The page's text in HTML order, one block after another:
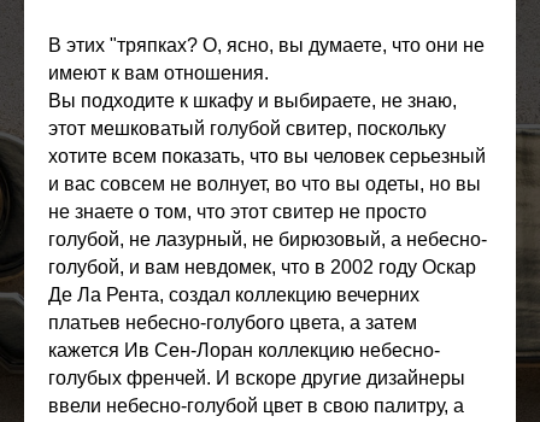
В этих "тряпках? О, ясно, вы думаете, что они не
имеют к вам отношения.
Вы подходите к шкафу и выбираете, не знаю,
этот мешковатый голубой свитер, поскольку
хотите всем показать, что вы человек серьезный
и вас совсем не волнует, во что вы одеты, но вы
не знаете о том, что этот свитер не просто
голубой, не лазурный, не бирюзовый, а небесно-
голубой, и вам невдомек, что в 2002 году Оскар
Де Ла Рента, создал коллекцию вечерних
платьев небесно-голубого цвета, а затем
кажется Ив Сен-Лоран коллекцию небесно-
голубых френчей. И вскоре другие дизайнеры
ввели небесно-голубой цвет в свою палитру, а